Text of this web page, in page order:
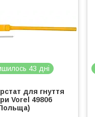
43 дні
для гнуття
Vorel 49806